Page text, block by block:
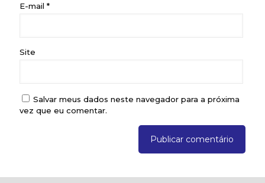
E-mail *
Site
Salvar meus dados neste navegador para a próxima
vez que eu comentar.